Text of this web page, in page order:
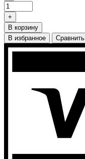
+
В корзину
В избранное
Сравнить